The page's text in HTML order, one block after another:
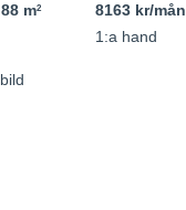
88 m2
8163 kr/mån
1:a hand